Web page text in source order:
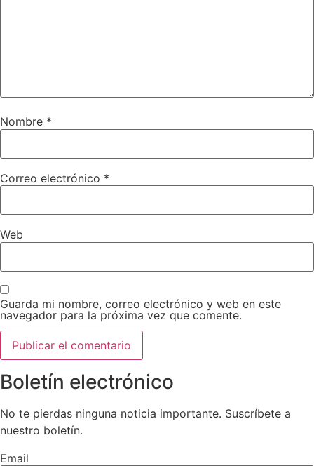
Nombre *
Correo electrónico *
Web
Guarda mi nombre, correo electrónico y web en este
navegador para la próxima vez que comente.
Boletín electrónico
No te pierdas ninguna noticia importante. Suscríbete a
nuestro boletín.
Email